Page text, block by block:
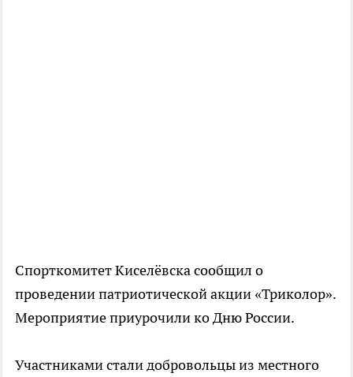
Спорткомитет Киселёвска сообщил о
проведении патриотической акции «Триколор».
Мероприятие приурочили ко Дню России.
Участниками стали добровольцы из местного